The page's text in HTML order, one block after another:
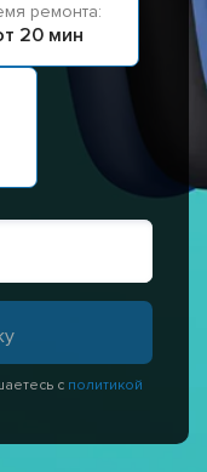
ремонта:
20 мин
с политикой